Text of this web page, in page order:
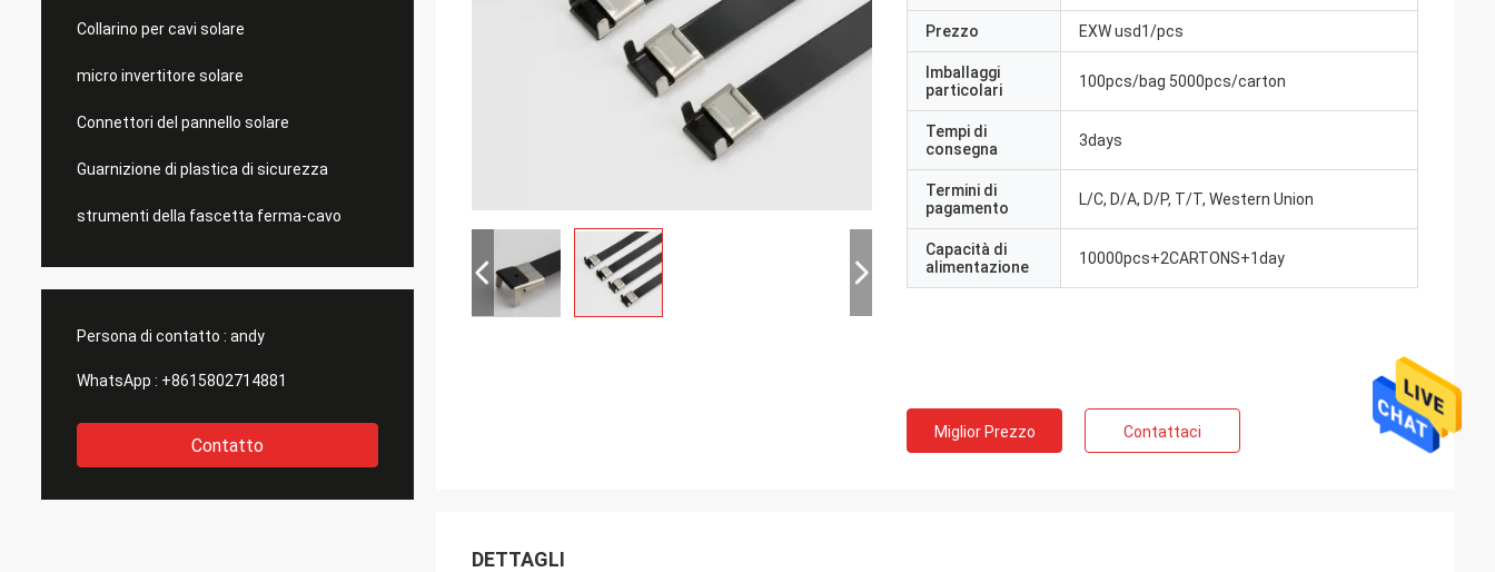
Collarino per cavi solare
micro invertitore solare
Connettori del pannello solare
Guarnizione di plastica di sicurezza
strumenti della fascetta ferma-cavo
Persona di contatto : andy
WhatsApp : +8615802714881
Contatto
Prezzo EXW usd1/pcs
Imballaggi
particolari
100pcs/bag 5000pcs/carton
Tempi di
consegna
3days
Termini di
pagamento
L/C, D/A, D/P, T/T, Western Union
Capacità di
alimentazione
10000pcs+2CARTONS+1day
Miglior Prezzo Contattaci
DETTAGLI